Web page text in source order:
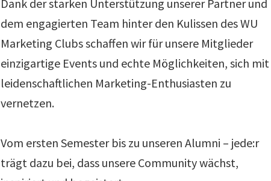
Dank der starken Unterstützung unserer Partner und
dem engagierten Team hinter den Kulissen des WU
Marketing Clubs schaffen wir für unsere Mitglieder
einzigartige Events und echte Möglichkeiten, sich mit
leidenschaftlichen Marketing-Enthusiasten zu
vernetzen.
Vom ersten Semester bis zu unseren Alumni – jede:r
trägt dazu bei, dass unsere Community wächst,